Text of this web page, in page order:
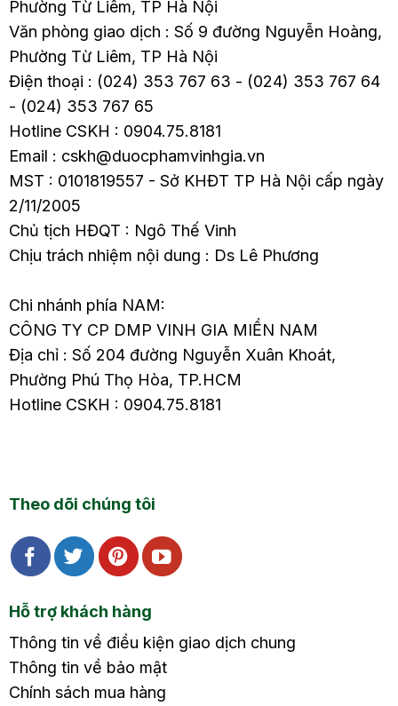
bụng? Cách xử lý như
thế nào? Hãy cùng tìm
hiểu chi tiết trong bài
viết sau.
Phường Từ Liêm, TP Hà Nội
Văn phòng giao dịch : Số 9 đường Nguyễn Hoàng,
Phường Từ Liêm, TP Hà Nội
Điện thoại : (024) 353 767 63 - (024) 353 767 64
- (024) 353 767 65
Hotline CSKH : 0904.75.8181
Email : cskh@duocphamvinhgia.vn
MST : 0101819557 - Sở KHĐT TP Hà Nội cấp ngày
2/11/2005
Chủ tịch HĐQT : Ngô Thế Vinh
Chịu trách nhiệm nội dung : Ds Lê Phương
Chi nhánh phía NAM:
CÔNG TY CP DMP VINH GIA MIỀN NAM
Địa chỉ : Số 204 đường Nguyễn Xuân Khoát,
Phường Phú Thọ Hòa, TP.HCM
Hotline CSKH : 0904.75.8181
Theo dõi chúng tôi
Hỗ trợ khách hàng
Thông tin về điều kiện giao dịch chung
Thông tin về bảo mật
Chính sách mua hàng